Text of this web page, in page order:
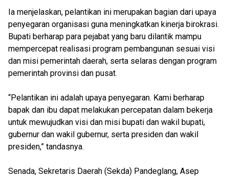
Ia menjelaskan, pelantikan ini merupakan bagian dari upaya
penyegaran organisasi guna meningkatkan kinerja birokrasi.
Bupati berharap para pejabat yang baru dilantik mampu
mempercepat realisasi program pembangunan sesuai visi
dan misi pemerintah daerah, serta selaras dengan program
pemerintah provinsi dan pusat.
“Pelantikan ini adalah upaya penyegaran. Kami berharap
bapak dan ibu dapat melakukan percepatan dalam bekerja
untuk mewujudkan visi dan misi bupati dan wakil bupati,
gubernur dan wakil gubernur, serta presiden dan wakil
presiden,” tandasnya.
Senada, Sekretaris Daerah (Sekda) Pandeglang, Asep